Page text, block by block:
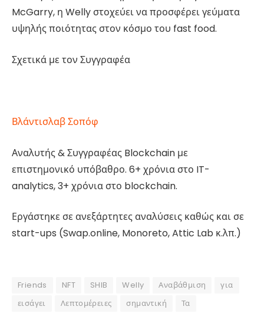
McGarry, η Welly στοχεύει να προσφέρει γεύματα
υψηλής ποιότητας στον κόσμο του fast food.
Σχετικά με τον Συγγραφέα
Βλάντισλαβ Σοπόφ
Αναλυτής & Συγγραφέας Blockchain με
επιστημονικό υπόβαθρο. 6+ χρόνια στο IT-
analytics, 3+ χρόνια στο blockchain.
Εργάστηκε σε ανεξάρτητες αναλύσεις καθώς και σε
start-ups (Swap.online, Monoreto, Attic Lab κ.λπ.)
Friends NFT SHIB Welly Αναβάθμιση
για
εισάγει
Λεπτομέρειες σημαντική Τα